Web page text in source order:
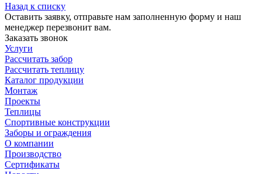
Назад к списку
Оставить заявку, отправьте нам заполненную форму и наш
менеджер перезвонит вам.
Заказать звонок
Услуги
Рассчитать забор
Рассчитать теплицу
Каталог продукции
Монтаж
Проекты
Теплицы
Спортивные конструкции
Заборы и ограждения
О компании
Производство
Сертификаты